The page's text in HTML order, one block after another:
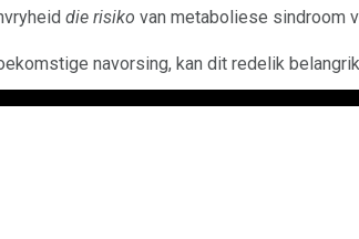
die risiko van metaboliese sindroom
navorsing, kan dit redelik